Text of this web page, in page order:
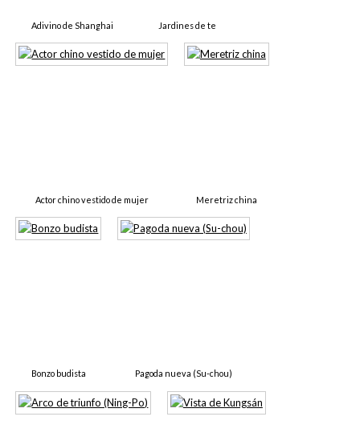
Adivino de Shanghai Jardines de te
Actor chino vestido de mujer Meretriz china
Bonzo budista Pagoda nueva (Su-chou)